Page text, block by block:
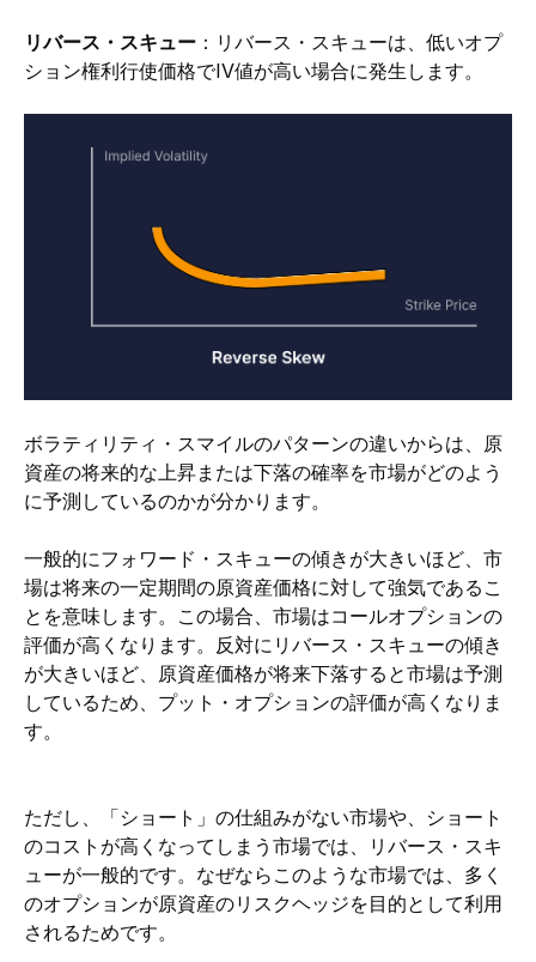
リバース・スキュー ：リバース・スキューは、低いオプ
ション権利行使価格でIV値が高い場合に発生します。
ボラティリティ・スマイルのパターンの違いからは、原
資産の将来的な上昇または下落の確率を市場がどのよう
に予測しているのかが分かります。
一般的にフォワード・スキューの傾きが大きいほど、市
場は将来の一定期間の原資産価格に対して強気であるこ
とを意味します。この場合、市場はコールオプションの
評価が高くなります。反対にリバース・スキューの傾き
が大きいほど、原資産価格が将来下落すると市場は予測
しているため、プット・オプションの評価が高くなりま
す。
ただし、「ショート」の仕組みがない市場や、ショート
のコストが高くなってしまう市場では、リバース・スキ
ューが一般的です。なぜならこのような市場では、多く
のオプションが原資産のリスクヘッジを目的として利用
されるためです。